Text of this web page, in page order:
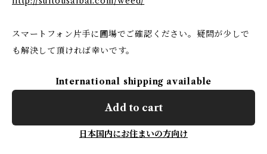
スマートフォン片手に圃場でご確認ください。疑問が少しで
も解決して頂ければ幸いです。
International shipping available
Add to cart
日本国内にお住まいの方向け